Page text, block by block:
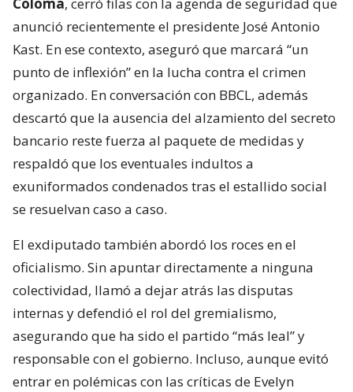
Coloma, cerró filas con la agenda de seguridad que
anunció recientemente el presidente José Antonio
Kast. En ese contexto, aseguró que marcará “un
punto de inflexión” en la lucha contra el crimen
organizado. En conversación con BBCL, además
descartó que la ausencia del alzamiento del secreto
bancario reste fuerza al paquete de medidas y
respaldó que los eventuales indultos a
exuniformados condenados tras el estallido social
se resuelvan caso a caso.
El exdiputado también abordó los roces en el
oficialismo. Sin apuntar directamente a ninguna
colectividad, llamó a dejar atrás las disputas
internas y defendió el rol del gremialismo,
asegurando que ha sido el partido “más leal” y
responsable con el gobierno. Incluso, aunque evitó
entrar en polémicas con las críticas de Evelyn